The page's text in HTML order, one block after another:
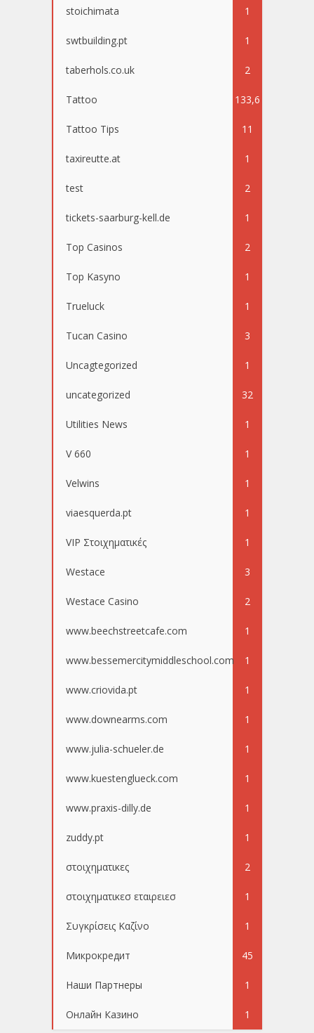
stoichimata 1
swtbuilding.pt 1
taberhols.co.uk 2
Tattoo 133,6
64
Tattoo Tips 11
taxireutte.at 1
test 2
tickets-saarburg-kell.de 1
Top Casinos 2
Top Kasyno 1
Trueluck 1
Tucan Casino 3
Uncagtegorized 1
uncategorized 32
Utilities News 1
V 660 1
Velwins 1
viaesquerda.pt 1
VIP Στοιχηματικές 1
Westace 3
Westace Casino 2
www.beechstreetcafe.com 1
www.bessemercitymiddleschool.com 1
www.criovida.pt 1
www.downearms.com 1
www.julia-schueler.de 1
www.kuestenglueck.com 1
www.praxis-dilly.de 1
zuddy.pt 1
στοιχηματικες 2
στοιχηματικεσ εταιρειεσ 1
Συγκρίσεις Καζίνο 1
Микрокредит 45
Наши Партнеры 1
Онлайн Казино 1